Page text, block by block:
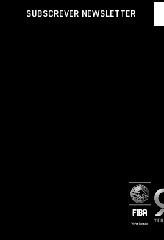
SUBSCREVER NEWSLETTER